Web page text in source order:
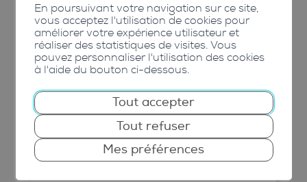
CONSEIL DE GESTION
En poursuivant votre navigation sur ce site,
vous acceptez l'utilisation de cookies pour
améliorer votre expérience utilisateur et
réaliser des statistiques de visites. Vous
pouvez personnaliser l'utilisation des cookies
à l'aide du bouton ci-dessous.
Tout accepter
Tout refuser
Mes préférences